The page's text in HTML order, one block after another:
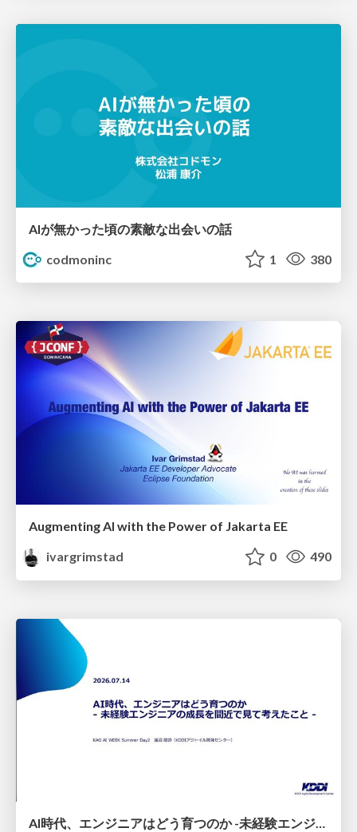
AIが無かった頃の素敵な出会いの話
codmoninc
1 380
Augmenting AI with the Power of Jakarta EE
ivargrimstad
0 490
AI時代、エンジニアはどう育つのか -未経験エンジニアの成長を間近で見て考えたこと-